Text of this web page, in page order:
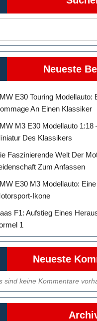
Neueste
E30 Touring Modellauto:
An Einen Klassiker
M3 E30 Modellauto 1:18
Des Klassikers
Faszinierende Welt Der
Zum Anfassen
E30 M3 Modellauto:
Ikone
F1: Aufstieg Eines
1
Neueste
sind keine Kommentare